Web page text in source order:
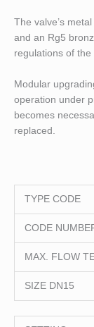
The valve’s
and an Rg5
regulations of the
Modular
operation under
becomes
replaced.
TYPE CODE
CODE
MAX. FLOW
SIZE DN15